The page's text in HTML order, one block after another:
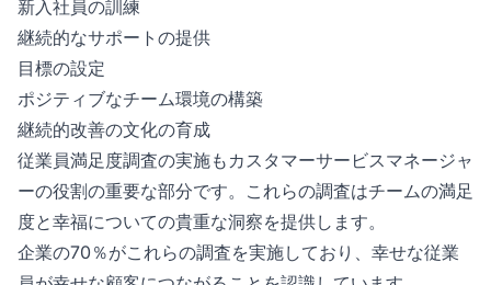
新入社員の訓練
継続的なサポートの提供
目標の設定
ポジティブなチーム環境の構築
継続的改善の文化の育成
従業員満足度調査の実施もカスタマーサービスマネージャ
ーの役割の重要な部分です。これらの調査はチームの満足
度と幸福についての貴重な洞察を提供します。
企業の70％がこれらの調査を実施しており、幸せな従業